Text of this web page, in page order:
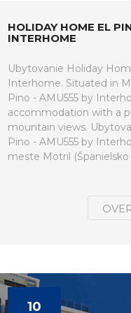
HOLIDAY HOME EL
INTERHOME
Ubytovanie Holiday
Interhome. Situated in
Pino - AMU555 by
accommodation with a
mountain views.
Pino - AMU555 by
meste Motril (Španielsko
10